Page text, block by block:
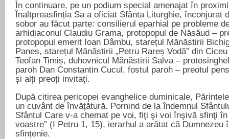
În continuare, pe un podium special amenajat în
Înaltpreasfinția Sa a oficiat Sfânta Liturghie, înconjurat
sobor au făcut parte: consilierul eparhial pe probleme
arhidiaconul Claudiu Grama, protopopul de Năsăud –
protopopul emerit Ioan Dâmbu, starețul Mănăstirii
Paneș, starețul Mănăstirii „Petru Rareș Vodă” din
Teofan Timiș, duhovnicul Mănăstirii Salva –
paroh Dan Constantin Cucul, fostul paroh – preotul
și alți preoți invitați.
După citirea pericopei evanghelice duminicale,
un cuvânt de învățătură. Pornind de la îndemnul
Sfântul Care v-a chemat pe voi, fiţi şi voi înşivă sfinţi
voastre” (I Petru 1, 15), ierarhul a arătat că Dumnezeu
sfințenie.